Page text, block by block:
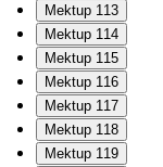
Mektup 113
Mektup 114
Mektup 115
Mektup 116
Mektup 117
Mektup 118
Mektup 119